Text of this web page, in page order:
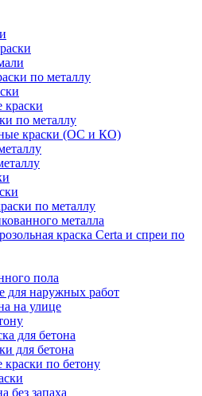
по металлу
краски
по металлу
краски (ОС и КО)
по металлу
металла
краска Certa и спреи по
пола
для наружных работ
на улице
для бетона
для бетона
по бетону
без запаха